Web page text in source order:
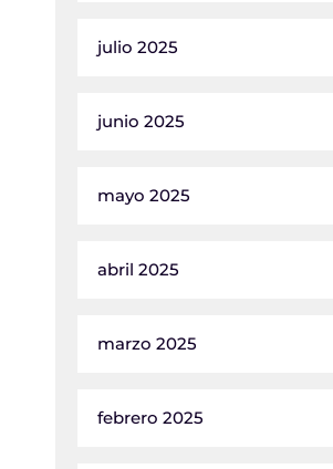
julio 2025
junio 2025
mayo 2025
abril 2025
marzo 2025
febrero 2025